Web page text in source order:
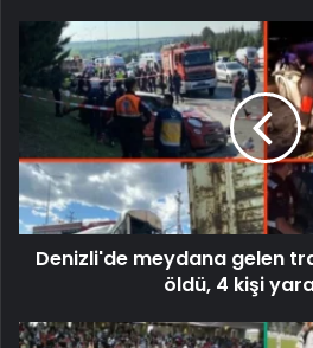
Denizli'de meydana gelen
öldü, 4 kişi